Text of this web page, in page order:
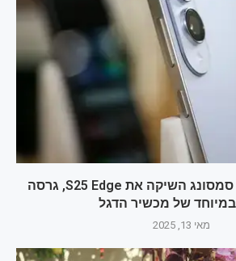
הפרימיום החדש: סמסונג השיקה את S25 Edge, גרסה
של מכשיר הדגל
מאי 13, 2025